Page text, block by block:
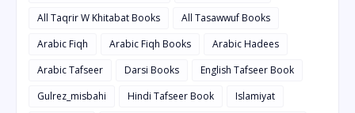
All Taqrir W Khitabat Books
All Tasawwuf Books
Arabic Fiqh
Arabic Fiqh Books
Arabic Hadees
Arabic Tafseer
Darsi Books
English Tafseer Book
Gulrez_misbahi
Hindi Tafseer Book
Islamiyat